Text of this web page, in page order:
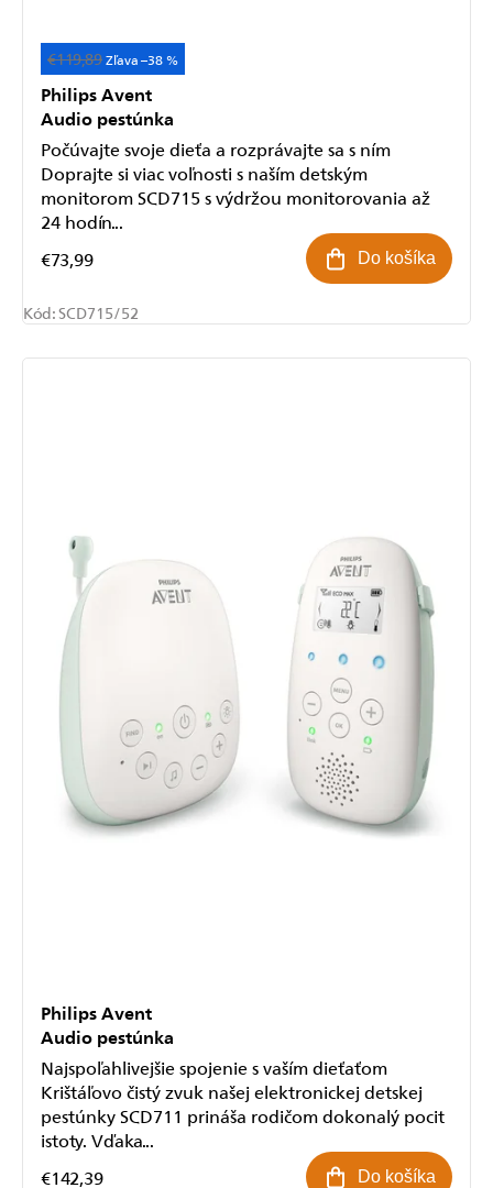
Akcia
€119,89 –38 %
Philips Avent
Audio pestúnka
€73,99 Do košíka
Počúvajte svoje dieťa a rozprávajte sa s ním
Doprajte si viac voľnosti s naším detským
monitorom SCD715 s výdržou monitorovania až
24 hodín...
Kód:SCD715/52
Philips Avent
Audio pestúnka
€142,39 Do košíka
Najspoľahlivejšie spojenie s vaším dieťaťom
Krištáľovo čistý zvuk našej elektronickej detskej
pestúnky SCD711 prináša rodičom dokonalý pocit
istoty. Vďaka...